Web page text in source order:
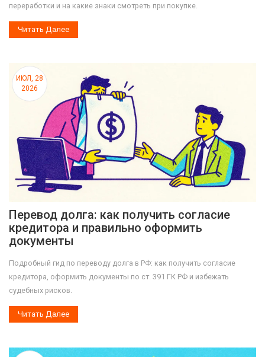
переработки и на какие знаки смотреть при покупке.
Читать Далее
ИЮЛ, 28
2026
Перевод долга: как получить согласие
кредитора и правильно оформить
документы
Подробный гид по переводу долга в РФ: как получить согласие
кредитора, оформить документы по ст. 391 ГК РФ и избежать
судебных рисков.
Читать Далее